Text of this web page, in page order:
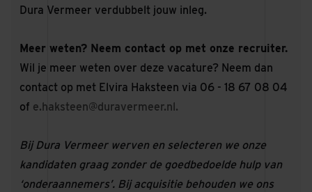
Dura Vermeer verdubbelt jouw inleg.
Meer weten? Neem contact op met onze recruiter.
Wil je meer weten over deze vacature? Neem dan
contact op met Elvira Haksteen via 06 - 18 67 08 04
of e.haksteen@duravermeer.nl.
Bij Dura Vermeer werven en selecteren we onze
kandidaten graag zonder de goedbedoelde hulp van
‘onderaannemers’. Bij acquisitie behouden we ons